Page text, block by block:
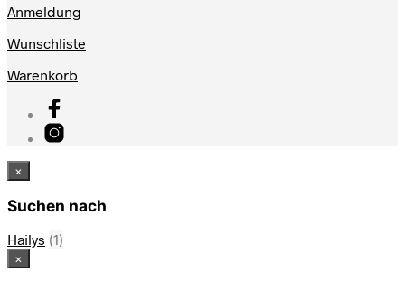
Anmeldung
Wunschliste
Warenkorb
×
Suchen nach
Hailys (1)
×